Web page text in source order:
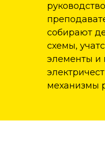
собирают
схемы,
элементы и
механизмы